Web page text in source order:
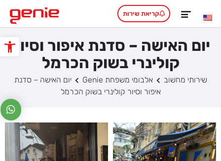
פתח
קריאת שירות
יום האישה – סדנת איפור וסיור
קולינרי בשוק הכרמל
שירותי מחשוב אלבומי משפחת Genie
יום האישה – סדנת
איפור וסיור קולינרי בשוק הכרמל